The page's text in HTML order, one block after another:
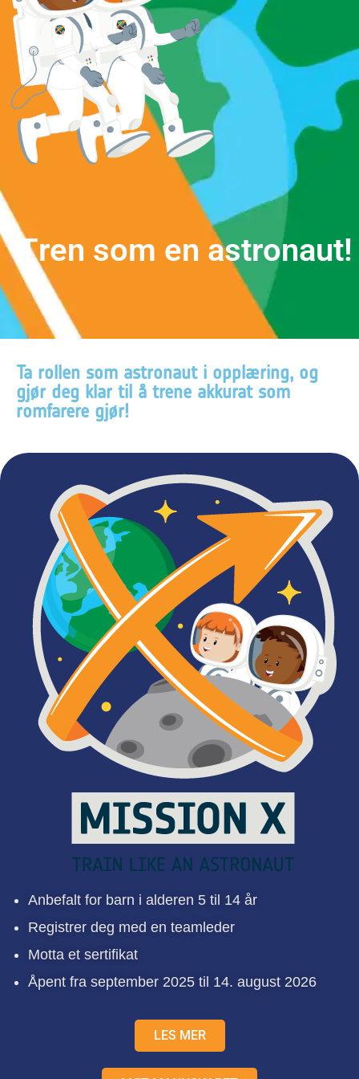
Tren som en astronaut!
Ta rollen som astronaut i opplæring, og
gjør deg klar til å trene akkurat som
romfarere gjør!
Anbefalt for barn i alderen 5 til 14 år
Registrer deg med en teamleder
Motta et sertifikat
Åpent fra september 2025 til 14. august 2026
LES MER